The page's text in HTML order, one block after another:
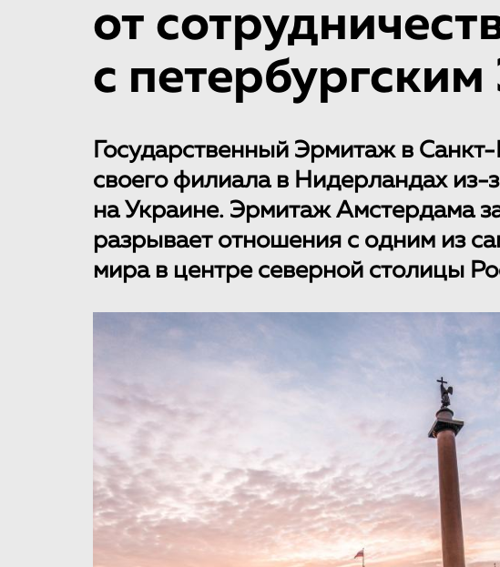
от
с
Государственный Эрмитаж в
своего филиала в Нидерландах из-
на Украине. Эрмитаж Амстердама
разрывает отношения с одним из
мира в центре северной столицы